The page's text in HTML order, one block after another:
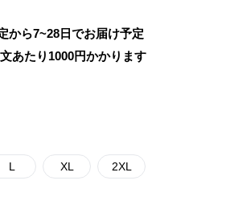
から7~28日でお届け予定
あたり 1000円かかります
L XL 2XL